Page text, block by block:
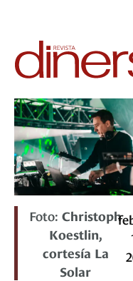
Foto:Christoph
Koestlin,
cortesía La
Solar